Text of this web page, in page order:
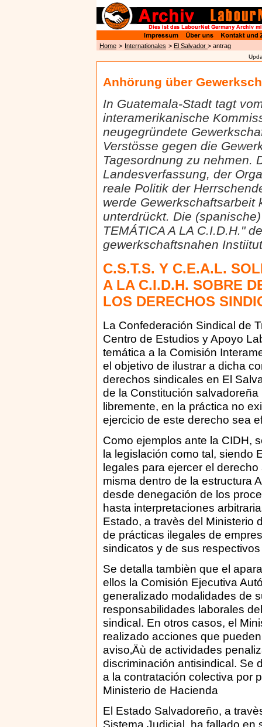
Home > Internationales > El Salvador > antrag
Anhörung über
In Guatemala-Stadt tagt
interamerikanische
neugegründete
Verstösse gegen die
Tagesordnung zu nehmen.
Landesverfassung, der
reale Politik der
werde Gewerkschaftsarbeit
unterdrückt. Die
TEMÁTICA A LA C.I.D.H."
gewerkschaftsnahen
C.S.T.S. Y C.E.A.L.
A LA C.I.D.H. SOBRE
LOS DERECHOS
La Confederación Sindical de
Centro de Estudios y Apoyo
temática a la Comisión
el objetivo de ilustrar a dicha
derechos sindicales en El
de la Constitución
libremente, en la práctica no
ejercicio de este derecho sea
Como ejemplos ante la CIDH,
la legislación como tal, siendo
legales para ejercer el
misma dentro de la estructura
desde denegación de los
hasta interpretaciones
Estado, a travès del Ministerio
de prácticas ilegales de
sindicatos y de sus
Se detalla tambièn que el
ellos la Comisión Ejecutiva
generalizado modalidades de
responsabilidades laborales
sindical. En otros casos, el
realizado acciones que
aviso‚Äù de actividades
discriminación antisindical. Se
a la contratación colectiva por
Ministerio de Hacienda
El Estado Salvadoreño, a
Sistema Judicial, ha fallado